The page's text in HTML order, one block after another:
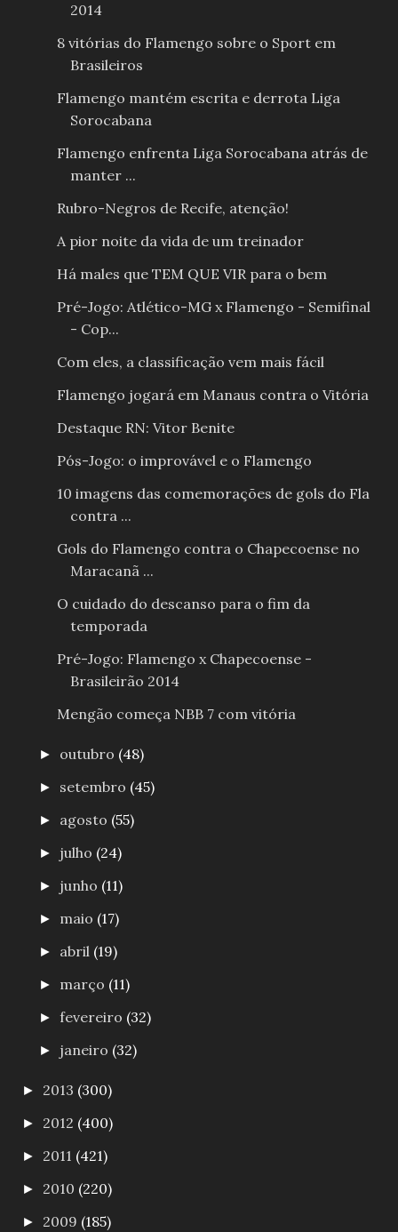
2014
8 vitórias do Flamengo sobre o Sport em
Brasileiros
Flamengo mantém escrita e derrota Liga
Sorocabana
Flamengo enfrenta Liga Sorocabana atrás de
manter ...
Rubro-Negros de Recife, atenção!
A pior noite da vida de um treinador
Há males que TEM QUE VIR para o bem
Pré-Jogo: Atlético-MG x Flamengo - Semifinal
- Cop...
Com eles, a classificação vem mais fácil
Flamengo jogará em Manaus contra o Vitória
Destaque RN: Vitor Benite
Pós-Jogo: o improvável e o Flamengo
10 imagens das comemorações de gols do Fla
contra ...
Gols do Flamengo contra o Chapecoense no
Maracanã ...
O cuidado do descanso para o fim da
temporada
Pré-Jogo: Flamengo x Chapecoense -
Brasileirão 2014
Mengão começa NBB 7 com vitória
► outubro (48)
► setembro (45)
► agosto (55)
► julho (24)
► junho (11)
► maio (17)
► abril (19)
► março (11)
►fevereiro (32)
► janeiro (32)
► 2013 (300)
► 2012 (400)
► 2011 (421)
► 2010 (220)
► 2009 (185)